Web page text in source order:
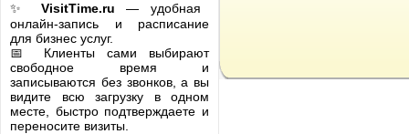
✨ VisitTime.ru — удобная
онлайн-запись и расписание
для бизнес услуг.
📅 Клиенты сами выбирают
свободное время и
записываются без звонков, а вы
видите всю загрузку в одном
месте, быстро подтверждаете и
переносите визиты.